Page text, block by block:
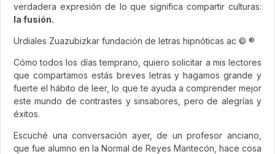
verdadera expresión de lo que significa compartir culturas:
la fusión.
Urdiales Zuazubizkar fundación de letras hipnóticas ac © ®
Cómo todos los días temprano, quiero solicitar a mis lectores
que compartamos estás breves letras y hagamos grande y
fuerte el hábito de leer, lo que te ayuda a comprender mejor
este mundo de contrastes y sinsabores, pero de alegrías y
éxitos.
Escuché una conversación ayer, de un profesor anciano,
que fue alumno en la Normal de Reyes Mantecón, hace cosa